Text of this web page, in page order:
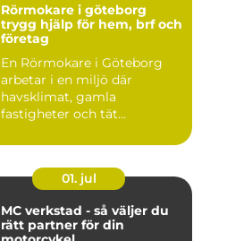
Rörmokare i göteborg
trygg hjälp för hem, brf och
företag
En Rörmokare i Göteborg
arbetar i en miljö där
havsklimat, gamla
fastigheter och tät
01. jul
MC verkstad - så väljer du
rätt partner för din